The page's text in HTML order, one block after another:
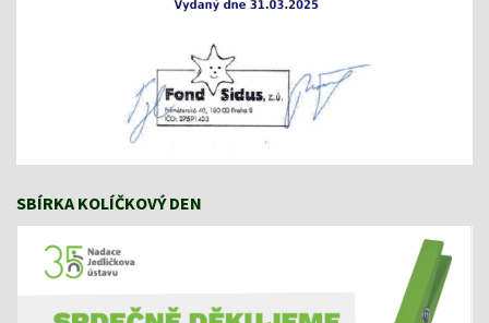
SBÍRKA KOLÍČKOVÝ DEN